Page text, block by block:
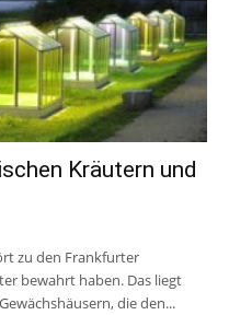
Kräutern und
zu den Frankfurter
bewahrt haben. Das liegt
die den...